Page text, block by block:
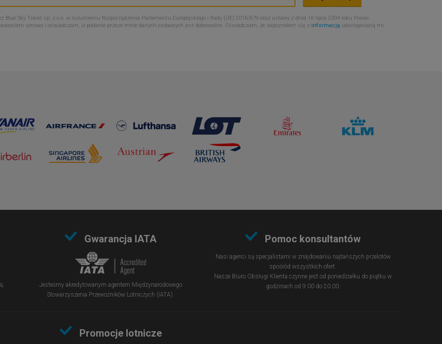
Blue Sky Travel sp. z o.o. w rozumieniu Rozporządzenia Parlamentu Europejskiego i Rady (UE) 2016/679 oraz ustawy z dnia 16 lipca 2004 roku Prawo
umowy i oświadczam, iż podanie przeze mnie danych osobowych jest dobrowolne. Oświadczam, że zapoznałem się z informacją udostępnianą mi
Gwarancja IATA
Jesteśmy akredytowanym agentem Międzynarodowego
Stowarzyszenia Przewoźników Lotniczych (IATA).
Pomoc konsultantów
Nasi agenci są specjalistami w znajdowaniu najtańszych przelotów
spośród wszystkich ofert.
Nasze Biuro Obsługi Klienta czynne jest od poniedziałku do piątku w
godzinach od 9:00 do 20:00.
Promocje lotnicze